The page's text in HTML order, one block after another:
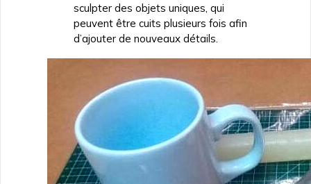
sculpter des objets uniques, qui
peuvent être cuits plusieurs fois afin
d’ajouter de nouveaux détails.